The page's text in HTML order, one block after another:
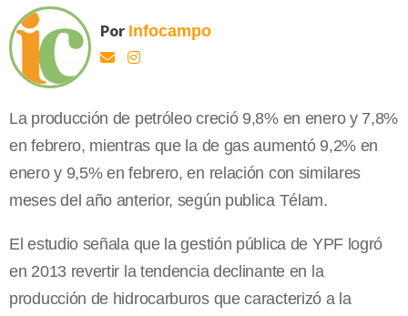
Por Infocampo
La producción de petróleo creció 9,8% en enero y 7,8%
en febrero, mientras que la de gas aumentó 9,2% en
enero y 9,5% en febrero, en relación con similares
meses del año anterior, según publica Télam.
El estudio señala que la gestión pública de YPF logró
en 2013 revertir la tendencia declinante en la
producción de hidrocarburos que caracterizó a la